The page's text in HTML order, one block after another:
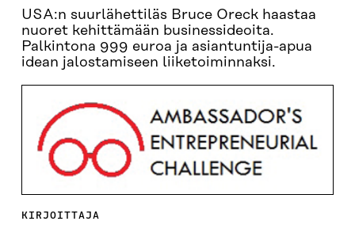
USA:n suurlähettiläs Bruce Oreck haastaa
nuoret kehittämään businessideoita.
Palkintona 999 euroa ja asiantuntija-apua
idean jalostamiseen liiketoiminnaksi.
KIRJOITTAJA